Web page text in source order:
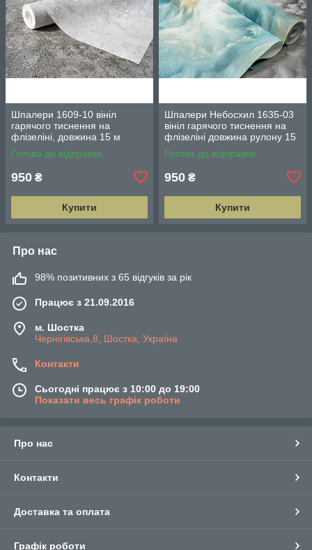
Шпалери 1609-10 вініл
гарячого тиснення на
флізеліні, довжина 15 м
ширина 1.06 м = 5 смуг по 3
м
Готово до відправки
950 ₴
Купити
Шпалери Небосхил 1635-03
вініл гарячого тиснення на
флізеліні довжина рулону 15
м ширина 1.06 м = 5 смуг по
3 м кожна
Готово до відправки
950 ₴
Купити
Про нас
98% позитивних з 65 відгуків за рік
Працює з 21.09.2016
м. Шостка
Чернігівська,8, Шостка, Україна
Контакти
Сьогодні працює з 10:00 до 19:00
Показати весь графік роботи
Про нас
Контакти
Доставка та оплата
Графік роботи